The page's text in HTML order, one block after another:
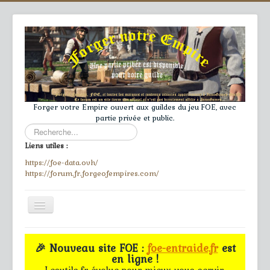
Forger votre Empire ouvert aux guildes du jeu FOE, avec
partie privée et public.
Rechercher
Liens utiles :
https://foe-data.ovh/
https://forum.fr.forgeofempires.com/
Toggle
Navigation
≡
Accueil
🎉 Nouveau site FOE :foe-entraide.frest
en ligne !